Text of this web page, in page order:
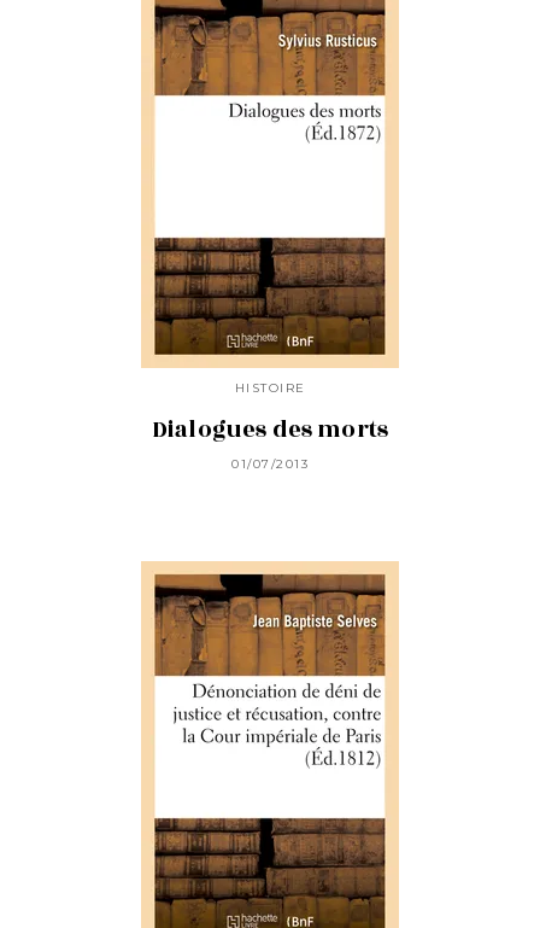
HISTOIRE
Dialogues des morts
01/07/2013